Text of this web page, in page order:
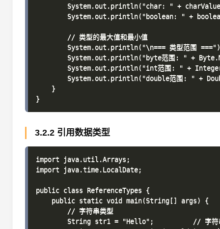
System.out.println("char: " +
System.out.println("boolean: " +
        // 类型的最大值和最小值
System.out.println("\n=== 类型范围
System.out.println("byte范围: " +
System.out.println("int范围: " +
System.out.println("double范围: " +
    }
3.2.2 引用数据类型
import java.util.Arrays;
import java.time.LocalDate;
public class ReferenceTypes {
    public static void main(String[] args) {
        // 字符串类型
String str1 = "Hello";          // 字符